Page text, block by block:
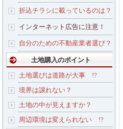
折込チラシに載っているのは？
インターネット広告に注意！
自分のための不動産業者選び？
土地購入のポイント
土地選びは道路が大事 !?
境界は譲れない？
土地の中が見えますか？
周辺環境は変えられない !?